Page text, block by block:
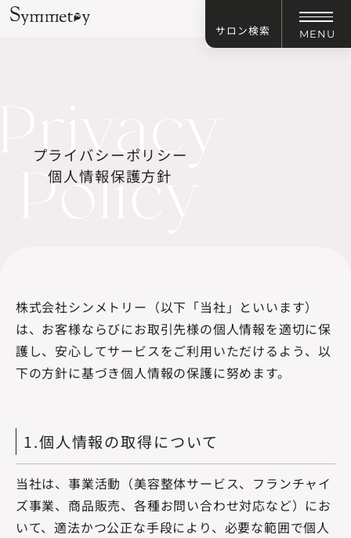
サロン検索 MENU
プライバシーポリシー
個人情報保護方針
株式会社シンメトリー（以下「当社」といいます）
は、お客様ならびにお取引先様の個人情報を適切に保
護し、安心してサービスをご利用いただけるよう、以
下の方針に基づき個人情報の保護に努めます。
1.個人情報の取得について
当社は、事業活動（美容整体サービス、フランチャイ
ズ事業、商品販売、各種お問い合わせ対応など）にお
いて、適法かつ公正な手段により、必要な範囲で個人